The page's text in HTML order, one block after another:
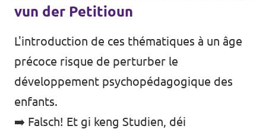
vun der Petitioun
L'introduction de ces thématiques à un âge
précoce risque de perturber le
développement psychopédagogique des
enfants.
➡️ Falsch! Et gi keng Studien, déi